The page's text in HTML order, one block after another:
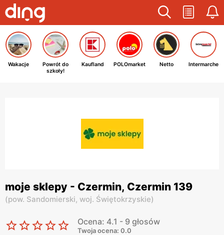
Wakacje
Powrót do
szkoły!
Kaufland POLOmarket Netto Intermarche
moje sklepy - Czermin, Czermin 139
(pow. Sandomierski, woj. Świętokrzyskie)
Ocena: 4.1 - 9 głosów
Twoja ocena: 0.0